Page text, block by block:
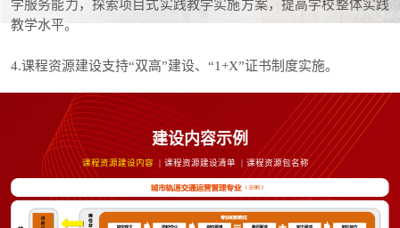
学服务能力，探索项目式实践教学实施方案，提高学校整体实践
教学水平。
4.课程资源建设支持“双高”建设、“1+X”证书制度实施。
建设内容示例
课程资源建设内容 课程资源建设清单 课程资源包名称